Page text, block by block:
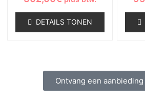
DETAILS TONEN
Ontvang een